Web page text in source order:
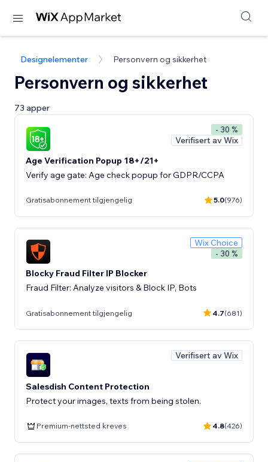
Designelementer Personvern og sikkerhet
Personvern og sikkerhet
73 apper
- 30 %
Verifisert av Wix
Age Verification Popup 18+/21+
Verify age gate: Age check popup for GDPR/CCPA
Gratisabonnement tilgjengelig 5.0(976)
Wix Choice
- 30 %
Blocky Fraud Filter IP Blocker
Fraud Filter: Analyze visitors & Block IP, Bots
Gratisabonnement tilgjengelig 4.7(681)
Verifisert av Wix
Salesdish Content Protection
Protect your images, texts from being stolen.
Premium-nettsted kreves 4.8(426)